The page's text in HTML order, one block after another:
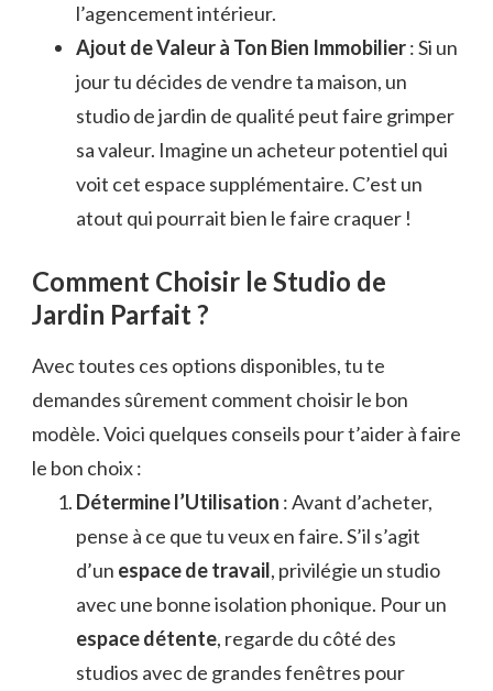
l’agencement intérieur.
Ajout de Valeur à Ton Bien Immobilier: Si un
jour tu décides de vendre ta maison, un
studio de jardin de qualité peut faire grimper
sa valeur. Imagine un acheteur potentiel qui
voit cet espace supplémentaire. C’est un
atout qui pourrait bien le faire craquer !
Comment Choisir le Studio de
Jardin Parfait ?
Avec toutes ces options disponibles, tu te
demandes sûrement comment choisir le bon
modèle. Voici quelques conseils pour t’aider à faire
le bon choix :
Détermine l’Utilisation : Avant d’acheter,
pense à ce que tu veux en faire. S’il s’agit
d’un espace de travail, privilégie un studio
avec une bonne isolation phonique. Pour un
espace détente, regarde du côté des
studios avec de grandes fenêtres pour